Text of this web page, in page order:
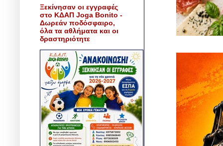
Ξεκίνησαν οι εγγραφές
στο ΚΔΑΠ Joga Bonito -
Δωρεάν ποδόσφαιρο,
όλα τα αθλήματα και οι
δραστηριότητε